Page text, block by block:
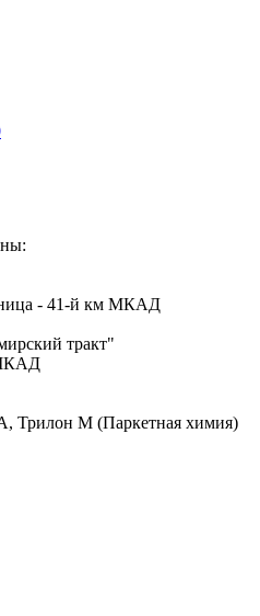
- 41-й км МКАД
тракт"
Трилон М (Паркетная химия)